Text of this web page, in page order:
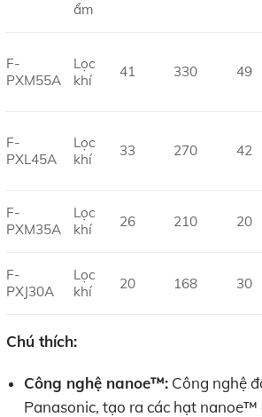
ẩm
F-
PXM55A
Lọc
khí
41 330 49
F-
PXL45A
Lọc
khí
33 270 42
F-
PXM35A
Lọc
khí
26 210 20
F-
PXJ30A
Lọc
khí
20 168 30
Chú thích:
Công nghệ nanoe™: Công nghệ
Panasonic, tạo ra các hạt nanoe™